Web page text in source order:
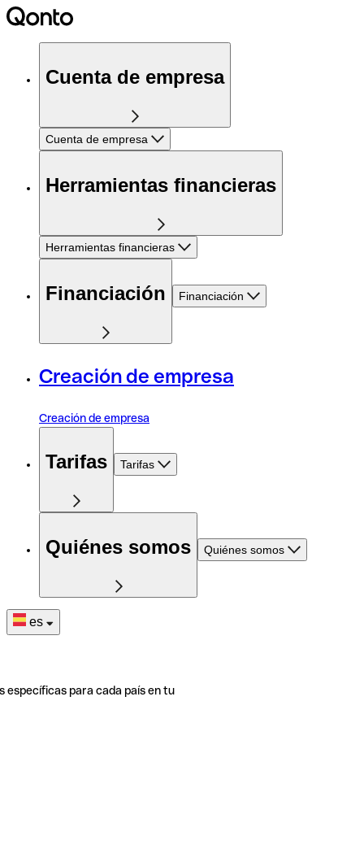
Cuenta de empresa
Cuenta de empresa
Herramientas financieras
Herramientas financieras
Financiación Financiación
Creación de empresa
Creación de empresa
Tarifas Tarifas
Quiénes somos Quiénes somos
es
específicas para cada país en tu